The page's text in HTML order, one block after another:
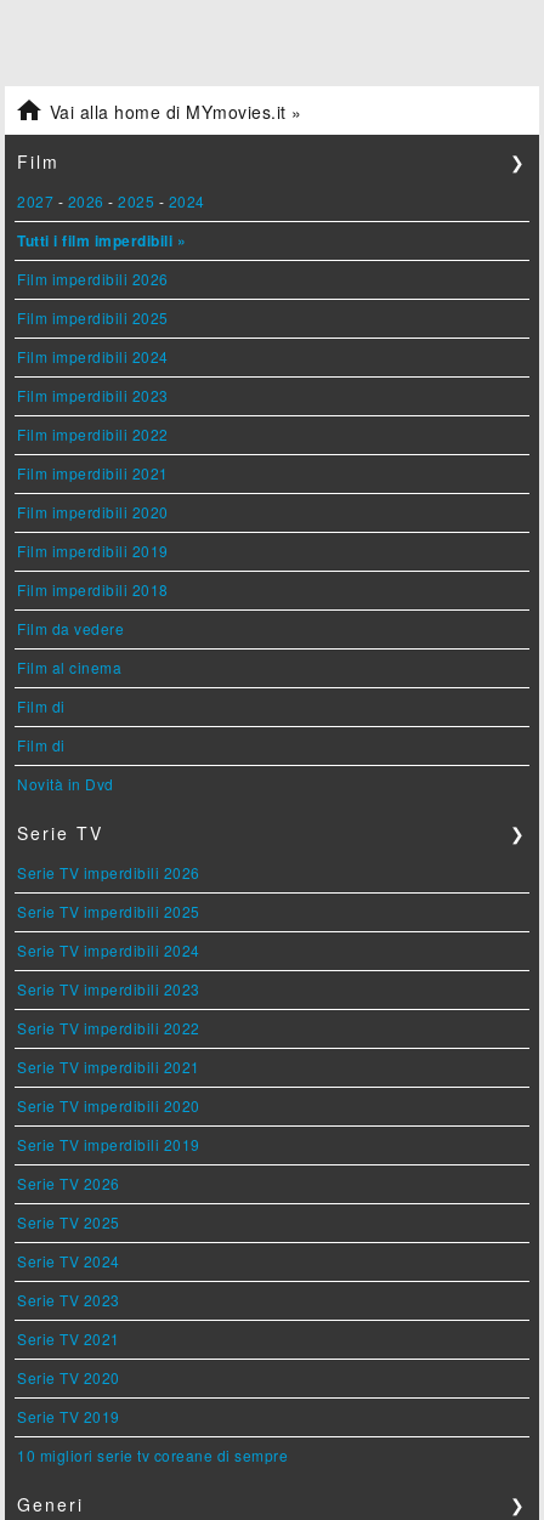
 Vai alla home di MYmovies.it »
Film ❯
2027 - 2026 -2025 - 2024
Tutti i film imperdibili »
Film imperdibili 2026
Film imperdibili 2025
Film imperdibili 2024
Film imperdibili 2023
Film imperdibili 2022
Film imperdibili 2021
Film imperdibili 2020
Film imperdibili 2019
Film imperdibili 2018
Film da vedere
Film al cinema
Film di
Film di
Novità in Dvd
Serie TV ❯
Serie TV imperdibili 2026
Serie TV imperdibili 2025
Serie TV imperdibili 2024
Serie TV imperdibili 2023
Serie TV imperdibili 2022
Serie TV imperdibili 2021
Serie TV imperdibili 2020
Serie TV imperdibili 2019
Serie TV 2026
Serie TV 2025
Serie TV 2024
Serie TV 2023
Serie TV 2021
Serie TV 2020
Serie TV 2019
10 migliori serie tv coreane di sempre
Generi ❯